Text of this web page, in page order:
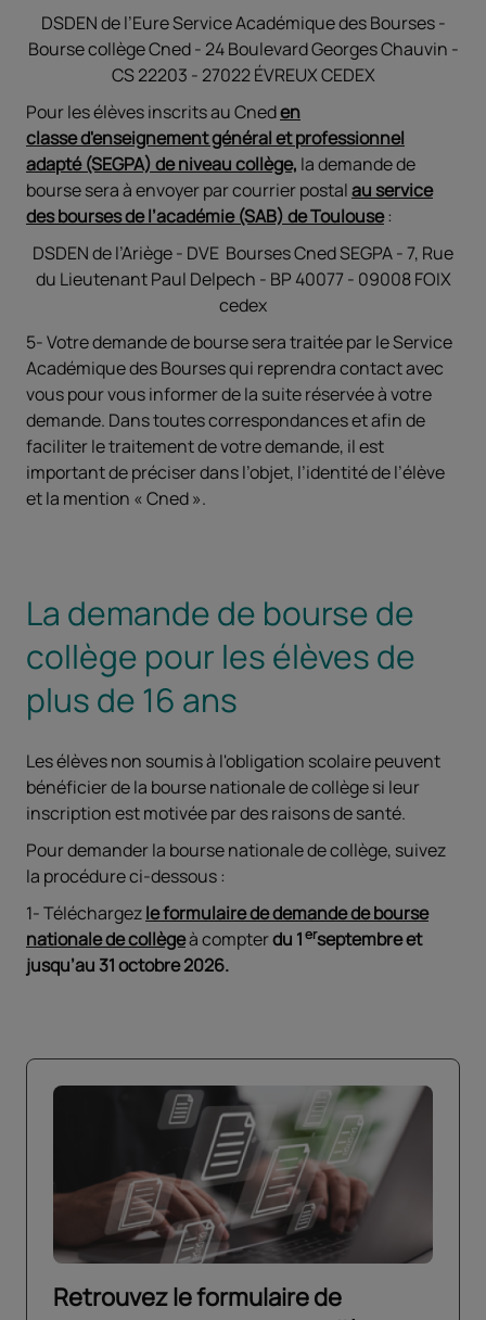
DSDEN de l’Eure Service Académique des Bourses -
Bourse collège Cned - 24 Boulevard Georges Chauvin -
CS 22203 - 27022 ÉVREUX CEDEX
Pour les élèves inscrits au Cneden
classe d'enseignement général et professionnel
adapté (SEGPA) de niveau collège, la demande de
bourse sera à envoyer par courrier postalau service
des bourses de l’académie (SAB) de Toulouse:
DSDEN de l’Ariège - DVE Bourses Cned SEGPA - 7, Rue
du Lieutenant Paul Delpech - BP 40077 - 09008 FOIX
cedex
5- Votre demande de bourse sera traitée par le Service
Académique des Bourses qui reprendra contact avec
vous pour vous informer de la suite réservée à votre
demande. Dans toutes correspondances et afin de
faciliter le traitement de votre demande, il est
important de préciser dans l’objet, l’identité de l’élève
et la mention « Cned ».
La demande de bourse de
collège pour les élèves de
plus de 16 ans
Les élèves non soumis à l'obligation scolaire peuvent
bénéficier de la bourse nationale de collège si leur
inscription est motivée par des raisons de santé.
Pour demander la bourse nationale de collège, suivez
la procédure ci-dessous :
1- Téléchargezle formulaire de demande de bourse
nationale de collègeà compterdu 1erseptembre et
jusqu’au 31 octobre 2026.
Retrouvez le formulaire de